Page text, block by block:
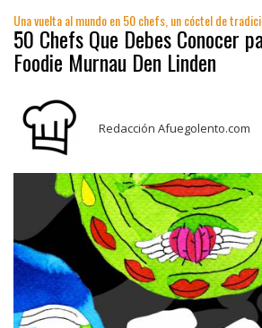
Una vuelta al mundo en 50 chefs, un cóctel de
50 Chefs Que Debes Conocer
Foodie Murnau Den Linden
Redacción Afuegolento.com